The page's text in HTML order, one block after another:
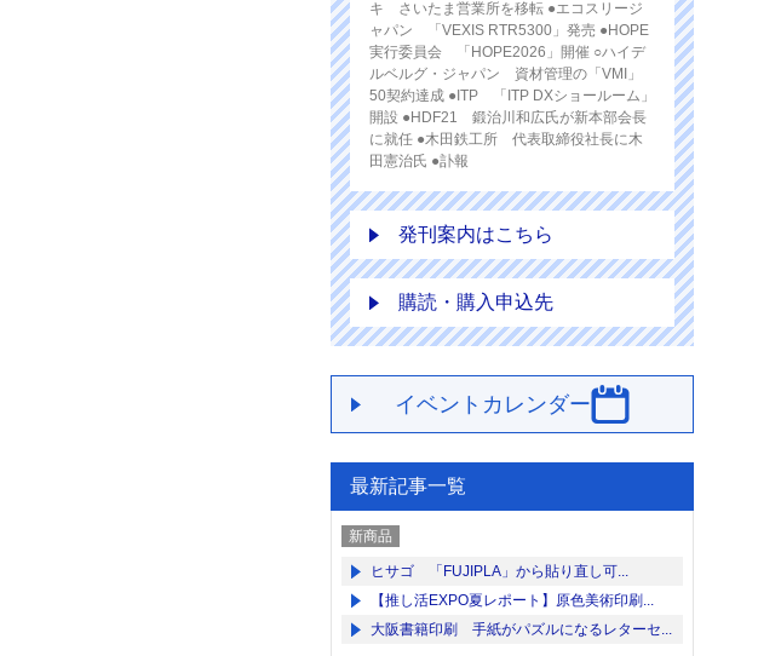
キ さいたま営業所を移転 ●エコスリージ
ャパン 「VEXIS RTR5300」発売 ●HOPE
実行委員会 「HOPE2026」開催 ○ハイデ
ルベルグ・ジャパン 資材管理の「VMI」
50契約達成 ●ITP 「ITP DXショールーム」
開設 ●HDF21 鍛治川和広氏が新本部会長
に就任 ●木田鉄工所 代表取締役社長に木
田憲治氏 ●訃報
発刊案内はこちら
購読・購入申込先
イベントカレンダー
最新記事一覧
新商品
ヒサゴ 「FUJIPLA」から貼り直し可...
【推し活EXPO夏レポート】原色美術印刷...
大阪書籍印刷 手紙がパズルになるレターセ...